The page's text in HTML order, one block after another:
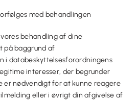
med behandlingen
behandling af dine
på baggrund af
i databeskyttelsesforordningens
interesser, der begrunder
er nødvendigt for at kunne reagere
eller i øvrigt din afgivelse af